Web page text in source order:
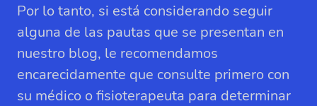
Por lo tanto, si está considerando seguir
alguna de las pautas que se presentan en
nuestro blog, le recomendamos
encarecidamente que consulte primero con
su médico o fisioterapeuta para determinar